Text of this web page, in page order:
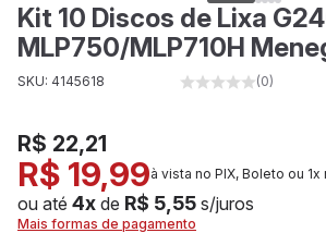
Kit 10 Discos de Lixa
MLP750/MLP710H
SKU: 4145618 (0)
R$ 22,21
R$ 19,99à vista no PIX, Boleto ou 1x
ou até 4x de R$ 5,55 s/juros
Mais formas de pagamento